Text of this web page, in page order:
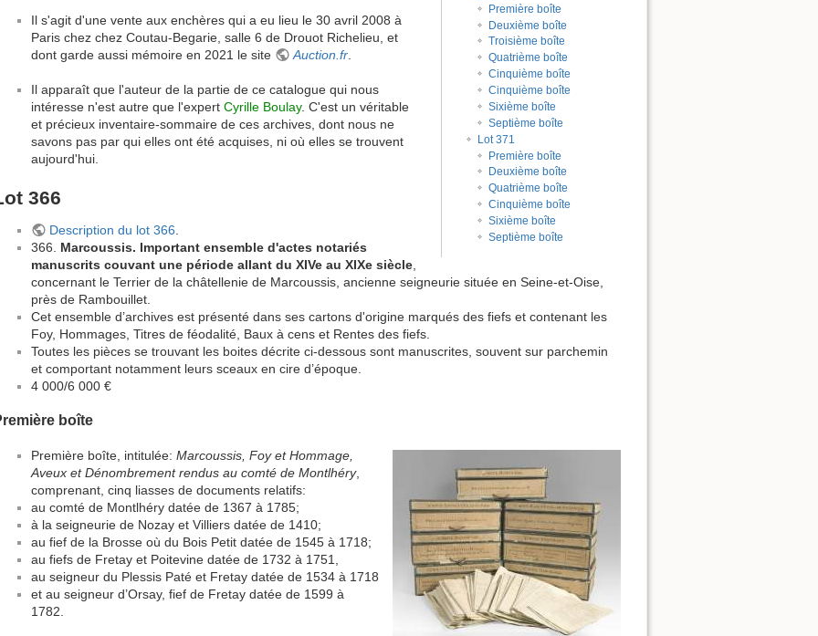
Première boîte
Deuxième boîte
Troisième boîte
Quatrième boîte
Cinquième boîte
Cinquième boîte
Sixième boîte
Septième boîte
Lot 371
Première boîte
Deuxième boîte
Quatrième boîte
Cinquième boîte
Sixième boîte
Septième boîte
Il s'agit d'une vente aux enchères qui a eu lieu le 30 avril 2008 à
Paris chez chez Coutau-Begarie, salle 6 de Drouot Richelieu, et
dont garde aussi mémoire en 2021 le site
Auction.fr.
Il apparaît que l'auteur de la partie de ce catalogue qui nous
intéresse n'est autre que l'expert Cyrille Boulay. C'est un véritable
et précieux inventaire-sommaire de ces archives, dont nous ne
savons pas par qui elles ont été acquises, ni où elles se trouvent
aujourd'hui.
366
Description du lot 366
366. Marcoussis. Important ensemble d'actes notariés
manuscrits couvant une période allant du XIVe au XIXe siècle
concernant le Terrier de la châtellenie de Marcoussis, ancienne seigneurie située en Seine-et-Oise,
près de Rambouillet.
Cet ensemble d’archives est présenté dans ses cartons d'origine marqués des fiefs et contenant les
Foy, Hommages, Titres de féodalité, Baux à cens et Rentes des fiefs.
Toutes les pièces se trouvant les boites décrite ci-dessous sont manuscrites, souvent sur parchemin
et comportant notamment leurs sceaux en cire d’époque.
4 000/6 000 €
boîte
Première boîte, intitulée: Marcoussis, Foy et Hommage,
Aveux et Dénombrement rendus au comté de Montlhéry,
comprenant, cinq liasses de documents relatifs:
au comté de Montlhéry datée de 1367 à 1785;
à la seigneurie de Nozay et Villiers datée de 1410;
au fief de la Brosse où du Bois Petit datée de 1545 à 1718;
au fiefs de Fretay et Poitevine datée de 1732 à 1751,
au seigneur du Plessis Paté et Fretay datée de 1534 à 1718
et au seigneur d’Orsay, fief de Fretay datée de 1599 à
1782.